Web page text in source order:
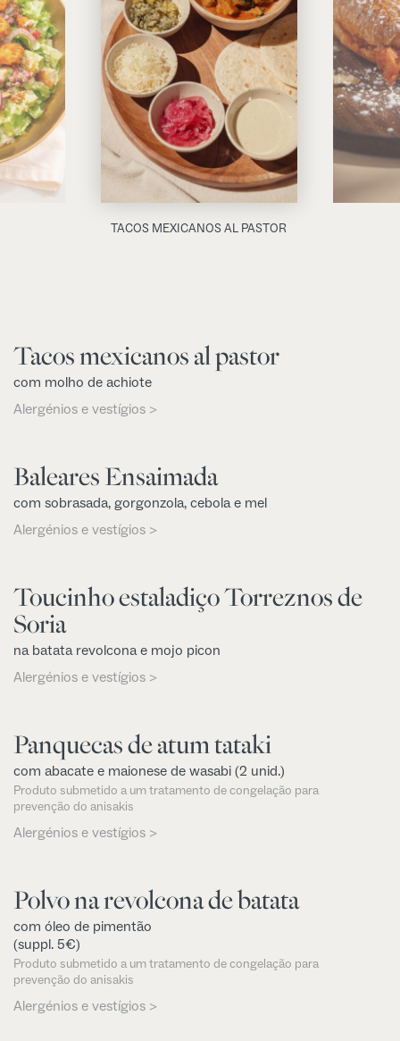
TACOS MEXICANOS AL PASTOR
Tacos mexicanos al pastor
com molho de achiote
Alergénios e vestígios >
Baleares Ensaimada
com sobrasada, gorgonzola, cebola e mel
Alergénios e vestígios >
Toucinho estaladiço Torreznos de
Soria
na batata revolcona e mojo picon
Alergénios e vestígios >
Panquecas de atum tataki
com abacate e maionese de wasabi (2 unid.)
Produto submetido a um tratamento de congelação para
prevenção do anisakis
Alergénios e vestígios >
Polvo na revolcona de batata
com óleo de pimentão
(suppl. 5€)
Produto submetido a um tratamento de congelação para
prevenção do anisakis
Alergénios e vestígios >